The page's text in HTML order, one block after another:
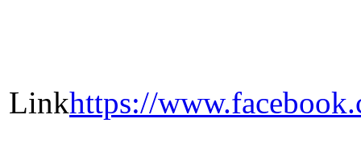
Linkhttps://